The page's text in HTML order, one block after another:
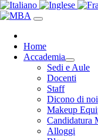
Home
Accademia
Sedi e Aule
Docenti
Staff
Dicono di noi
Makeup
Candidatura
Alloggi